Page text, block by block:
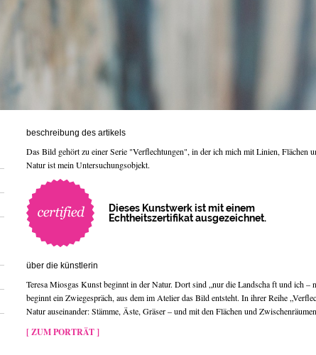
beschreibung des artikels
Das Bild gehört zu einer Serie "Verflechtungen", in der ich mich mit Linien, Flächen
Natur ist mein Untersuchungsobjekt.
Dieses Kunstwerk ist mit einem
Echtheitszertifikat ausgezeichnet.
über die künstlerin
Teresa Miosgas Kunst beginnt in der Natur. Dort sind „nur die Landscha ft und ich –
beginnt ein Zwiegespräch, aus dem im Atelier das Bild entsteht. In ihrer Reihe
Natur auseinander: Stämme, Äste, Gräser – und mit den Flächen und
[ ZUM PORTRÄT ]